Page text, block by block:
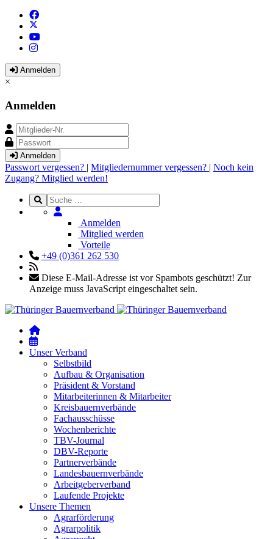
Anmelden
×
Anmelden
Anmelden
Passwort vergessen? | Mitgliedernummer vergessen? | Noch kein
Zugang? Mitglied werden!
Anmelden
Mitglied werden
Vorteile
+49 (0)361 262 530
Diese E-Mail-Adresse ist vor Spambots geschützt! Zur
Anzeige muss JavaScript eingeschaltet sein.
Unser Verband
Selbstbild
Aufbau & Organisation
Präsident & Vorstand
Mitarbeiterinnen & Mitarbeiter
Kreisbauernverbände
Fachausschüsse
Wochenberichte
TBV-Journal
DBV-Reporte
Partnerverbände
Landesbauernverbände
Arbeitgeberverband
Laufende Projekte
Unsere Themen
Agrarförderung
Agrarpolitik